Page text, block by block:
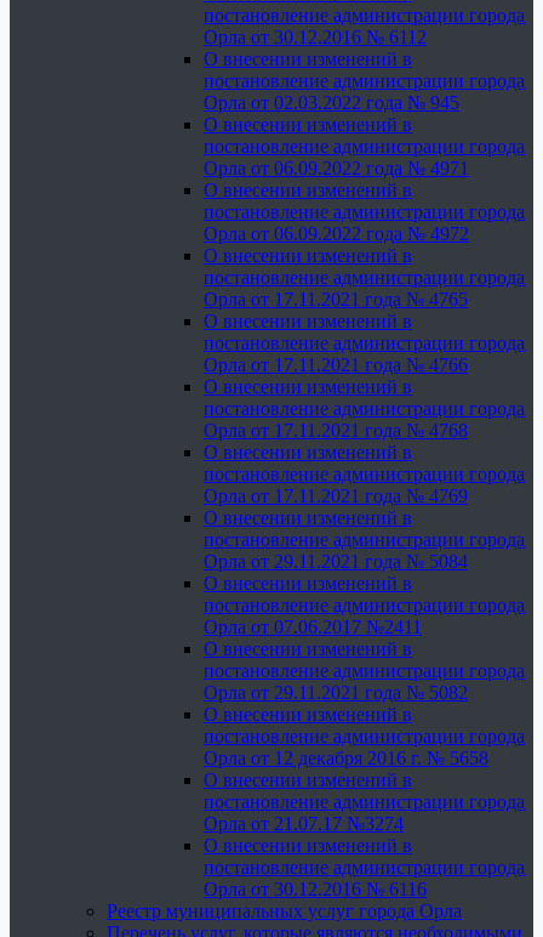
постановление администрации города
Орла от 30.12.2016 № 6112
О внесении изменений в
постановление администрации города
Орла от 02.03.2022 года № 945
О внесении изменений в
постановление администрации города
Орла от 06.09.2022 года № 4971
О внесении изменений в
постановление администрации города
Орла от 06.09.2022 года № 4972
О внесении изменений в
постановление администрации города
Орла от 17.11.2021 года № 4765
О внесении изменений в
постановление администрации города
Орла от 17.11.2021 года № 4766
О внесении изменений в
постановление администрации города
Орла от 17.11.2021 года № 4768
О внесении изменений в
постановление администрации города
Орла от 17.11.2021 года № 4769
О внесении изменений в
постановление администрации города
Орла от 29.11.2021 года № 5084
О внесении изменений в
постановление администрации города
Орла от 07.06.2017 №2411
О внесении изменений в
постановление администрации города
Орла от 29.11.2021 года № 5082
О внесении изменений в
постановление администрации города
Орла от 12 декабря 2016 г. № 5658
О внесении изменений в
постановление администрации города
Орла от 21.07.17 №3274
О внесении изменений в
постановление администрации города
Орла от 30.12.2016 № 6116
Реестр муниципальных услуг города Орла
Перечень услуг, которые являются необходимыми